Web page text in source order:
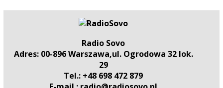
Radio Sovo
Adres: 00-896 Warszawa,ul. Ogrodowa 32 lok.
29
Tel.: +48 698 472 879